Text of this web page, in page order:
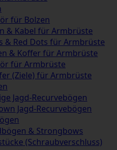
für Bolzen
& Kabel für Armbrüste
& Red Dots für Armbrüste
& Koffer für Armbrüste
für Armbrüste
(Ziele) für Armbrüste
Jagd-Recurvebögen
Jagd-Recurvebögen
& Strongbows
(Schraubverschluss)